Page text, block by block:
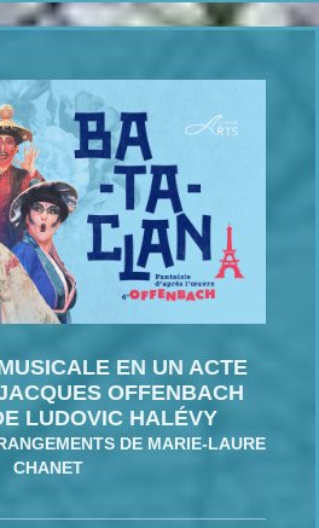
EN UN ACTE
OFFENBACH
LUDOVIC HALÉVY
DE MARIE-LAURE
CHANET